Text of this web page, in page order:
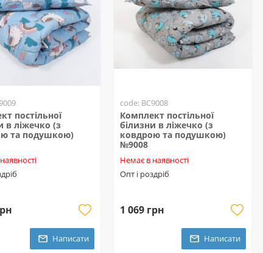
постільної
в ліжечко (з
та подушкою)
Написати
code: BC9008
Комплект постільної
білизни в ліжечко (з
ковдрою та подушкою)
№9008
Немає в наявності
Опт і роздріб
1 069 грн
Написати